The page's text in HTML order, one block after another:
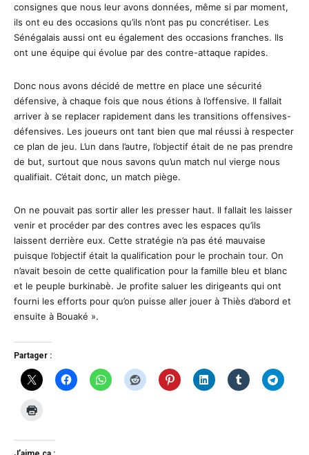
consignes que nous leur avons données, même si par moment,
ils ont eu des occasions qu’ils n’ont pas pu concrétiser. Les
Sénégalais aussi ont eu également des occasions franches. Ils
ont une équipe qui évolue par des contre-attaque rapides.
Donc nous avons décidé de mettre en place une sécurité
défensive, à chaque fois que nous étions à l’offensive. Il fallait
arriver à se replacer rapidement dans les transitions offensives-
défensives. Les joueurs ont tant bien que mal réussi à respecter
ce plan de jeu. L’un dans l’autre, l’objectif était de ne pas prendre
de but, surtout que nous savons qu’un match nul vierge nous
qualifiait. C’était donc, un match piège.
On ne pouvait pas sortir aller les presser haut. Il fallait les laisser
venir et procéder par des contres avec les espaces qu’ils
laissent derrière eux. Cette stratégie n’a pas été mauvaise
puisque l’objectif était la qualification pour le prochain tour. On
n’avait besoin de cette qualification pour la famille bleu et blanc
et le peuple burkinabè. Je profite saluer les dirigeants qui ont
fourni les efforts pour qu’on puisse aller jouer à Thiès d’abord et
ensuite à Bouaké ».
Partager :